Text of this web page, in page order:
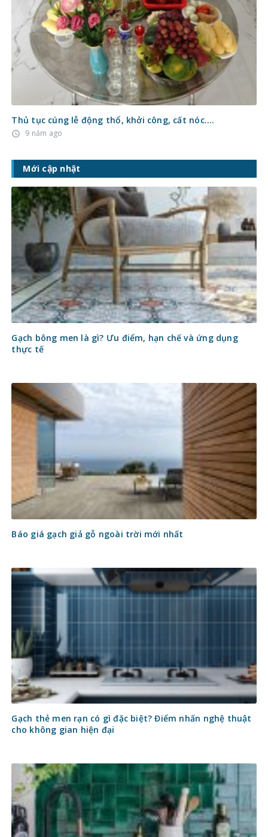
Thủ tục cúng lễ động thổ, khởi công, cất nóc….
access_time 9 năm ago
Mới cập nhật
Gạch bông men là gì? Ưu điểm, hạn chế và ứng dụng
thực tế
Báo giá gạch giả gỗ ngoài trời mới nhất
Gạch thẻ men rạn có gì đặc biệt? Điểm nhấn nghệ thuật
cho không gian hiện đại